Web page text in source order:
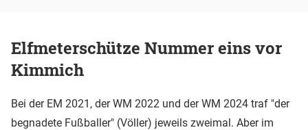
Elfmeterschütze Nummer eins vor
Kimmich
Bei der EM 2021, der WM 2022 und der WM 2024 traf "der
begnadete Fußballer" (Völler) jeweils zweimal. Aber im